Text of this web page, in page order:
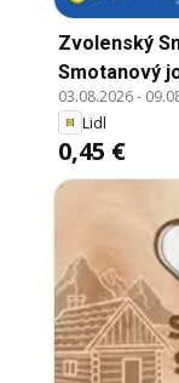
Zvolenský
Smotanový
03.08.2026-
Lidl
0,45 €